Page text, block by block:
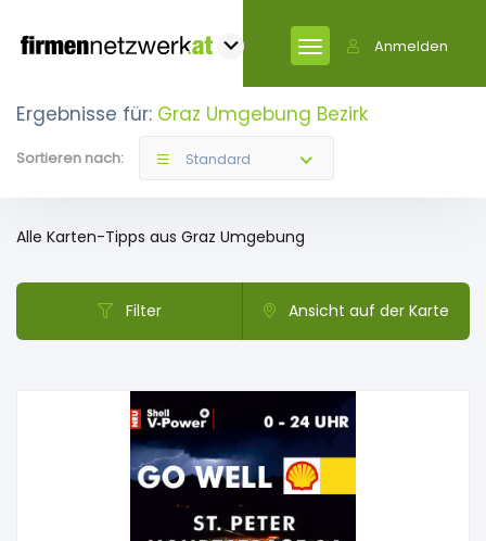
Anmelden
Ergebnisse für: Graz Umgebung Bezirk
Sortieren nach: Standard
Alle Karten-Tipps aus Graz Umgebung
Filter Ansicht auf der Karte